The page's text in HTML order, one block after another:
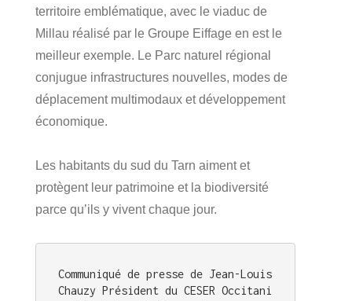
territoire emblématique, avec le viaduc de
Millau réalisé par le Groupe Eiffage en est le
meilleur exemple. Le Parc naturel régional
conjugue infrastructures nouvelles, modes de
déplacement multimodaux et développement
économique.
Les habitants du sud du Tarn aiment et
protègent leur patrimoine et la biodiversité
parce qu’ils y vivent chaque jour.
Communiqué de presse de Jean-Louis
Chauzy Président du CESER Occitani